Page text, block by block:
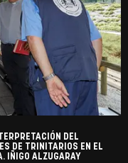
DEL
DE TRINITARIOS EN EL
IÑIGO ALZUGARAY